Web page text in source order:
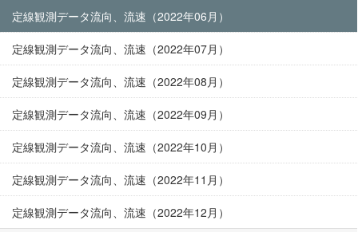
定線観測データ流向、流速（2022年06月）
定線観測データ流向、流速（2022年07月）
定線観測データ流向、流速（2022年08月）
定線観測データ流向、流速（2022年09月）
定線観測データ流向、流速（2022年10月）
定線観測データ流向、流速（2022年11月）
定線観測データ流向、流速（2022年12月）